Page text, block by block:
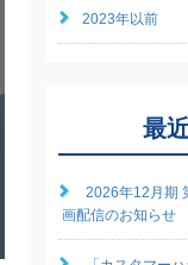
2023年以前
最
2026年12月期
画配信のお知らせ